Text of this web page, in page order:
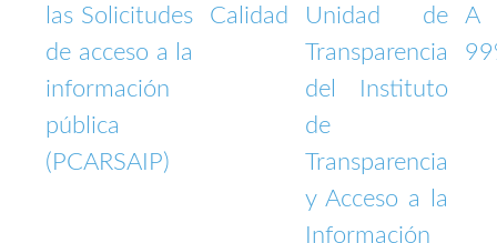
las Solicitudes
de acceso a la
información
pública
(PCARSAIP)
Calidad
Unidad de
Transparencia
del Instituto
de
Transparencia
y Acceso a la
Información
A